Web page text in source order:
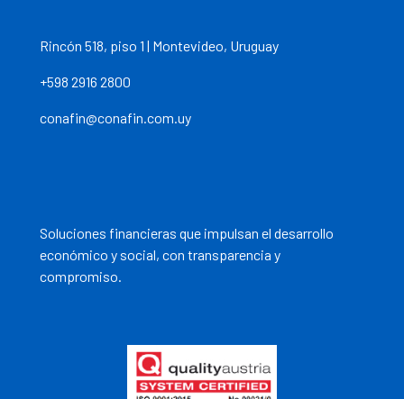
Rincón 518, piso 1 | Montevideo, Uruguay
+598 2916 2800
conafin@conafin.com.uy
Soluciones financieras que impulsan el desarrollo
económico y social, con transparencia y
compromiso.